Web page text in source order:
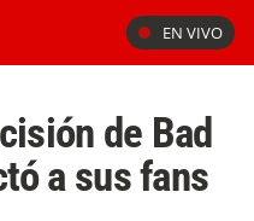
EN VIVO
de Bad
a sus fans